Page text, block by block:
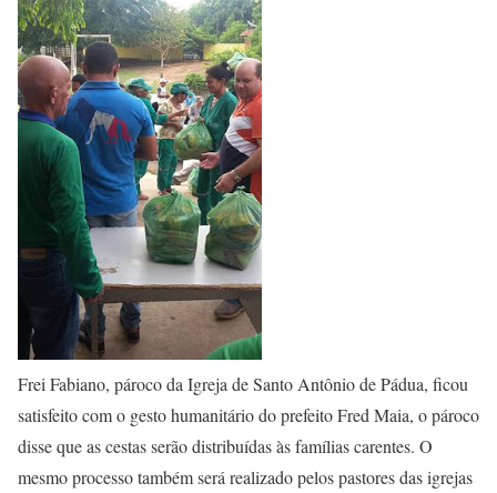
Frei Fabiano, pároco da Igreja de Santo Antônio de Pádua, ficou
satisfeito com o gesto humanitário do prefeito Fred Maia, o pároco
disse que as cestas serão distribuídas às famílias carentes. O
mesmo processo também será realizado pelos pastores das igrejas